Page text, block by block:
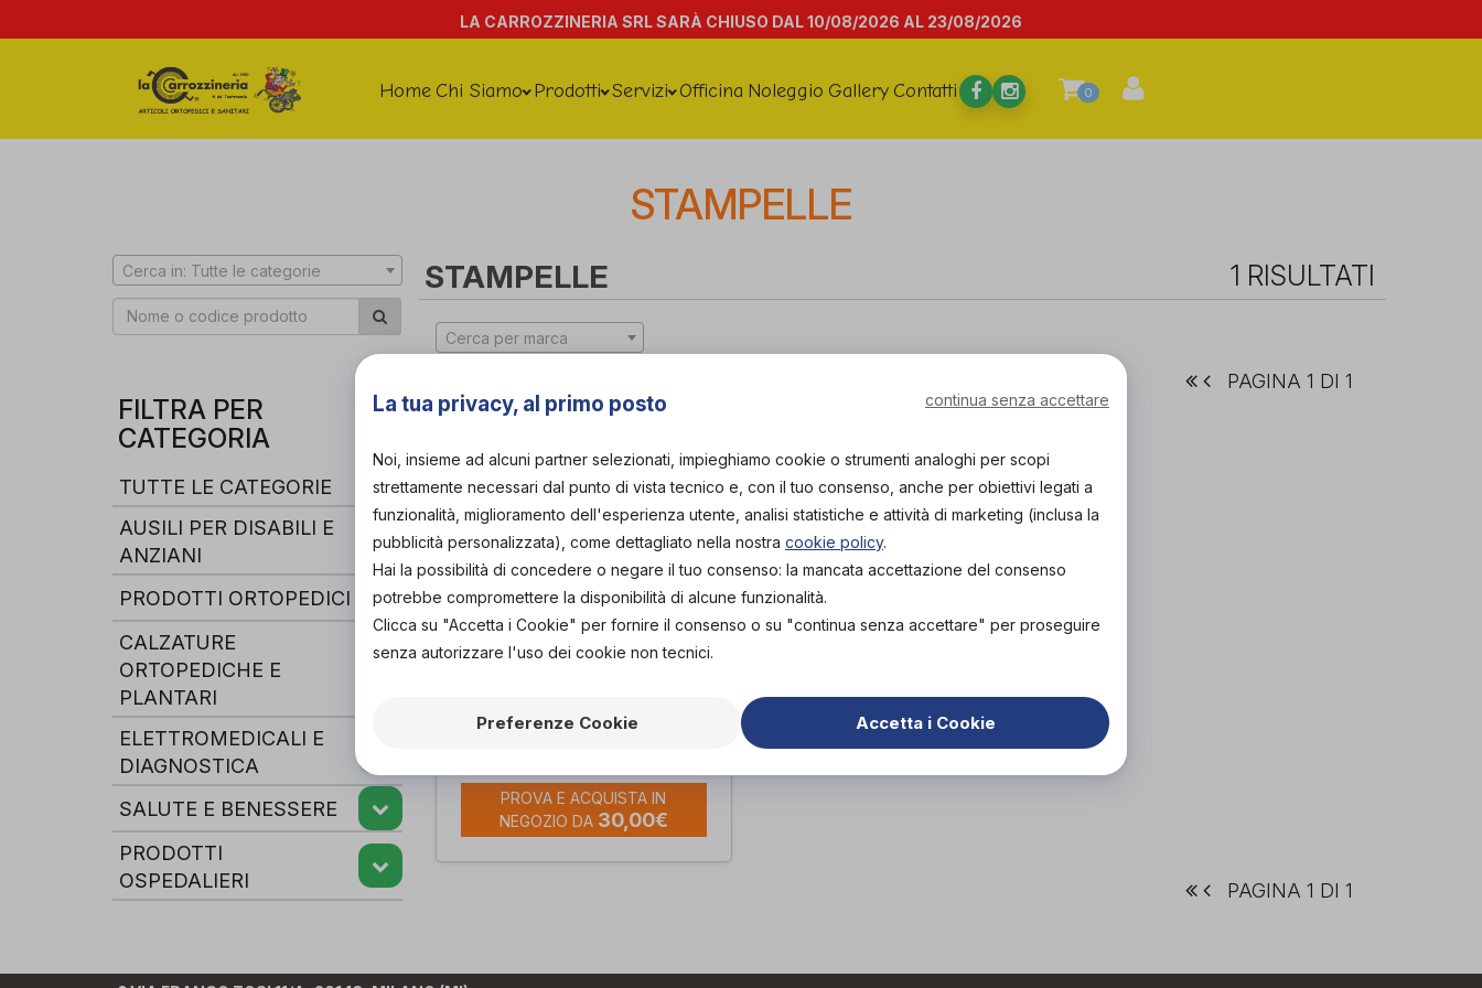
LA CARROZZINERIA SRL SARÀ CHIUSO DAL 10/08/2026 AL 23/08/2026
Home Chi Siamo Prodotti Servizi Officina Noleggio Gallery Contatti 0
STAMPELLE
Cerca in: Tutte le categorie
FILTRA PER
CATEGORIA
TUTTE LE CATEGORIE
AUSILI PER DISABILI E
ANZIANI
PRODOTTI ORTOPEDICI
CALZATURE
ORTOPEDICHE E
PLANTARI
ELETTROMEDICALI E
DIAGNOSTICA
SALUTE E BENESSERE
PRODOTTI
OSPEDALIERI
STAMPELLE 1 RISULTATI
Cerca per marca
PAGINA 1 DI 1
IN LEGA LEGGERA
PROVA E ACQUISTA IN
NEGOZIO DA 30,00€
PAGINA 1 DI 1
La tua privacy, al primo posto continua senza accettare
Noi, insieme ad alcuni partner selezionati, impieghiamo cookie o strumenti analoghi per scopi
strettamente necessari dal punto di vista tecnico e, con il tuo consenso, anche per obiettivi legati a
funzionalità, miglioramento dell'esperienza utente, analisi statistiche e attività di marketing (inclusa la
pubblicità personalizzata), come dettagliato nella nostra cookie policy.
Hai la possibilità di concedere o negare il tuo consenso: la mancata accettazione del consenso
potrebbe compromettere la disponibilità di alcune funzionalità.
Clicca su "Accetta i Cookie" per fornire il consenso o su "continua senza accettare" per proseguire
senza autorizzare l'uso dei cookie non tecnici.
Preferenze Cookie Accetta i Cookie